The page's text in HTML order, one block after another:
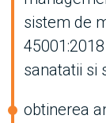
sistem de
sanatatii si
obtinerea